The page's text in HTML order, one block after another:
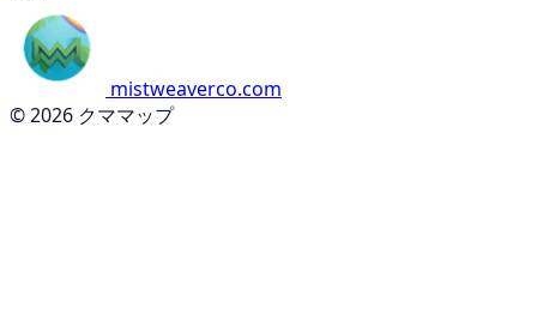
mistweaverco.com
© 2026 クママップ